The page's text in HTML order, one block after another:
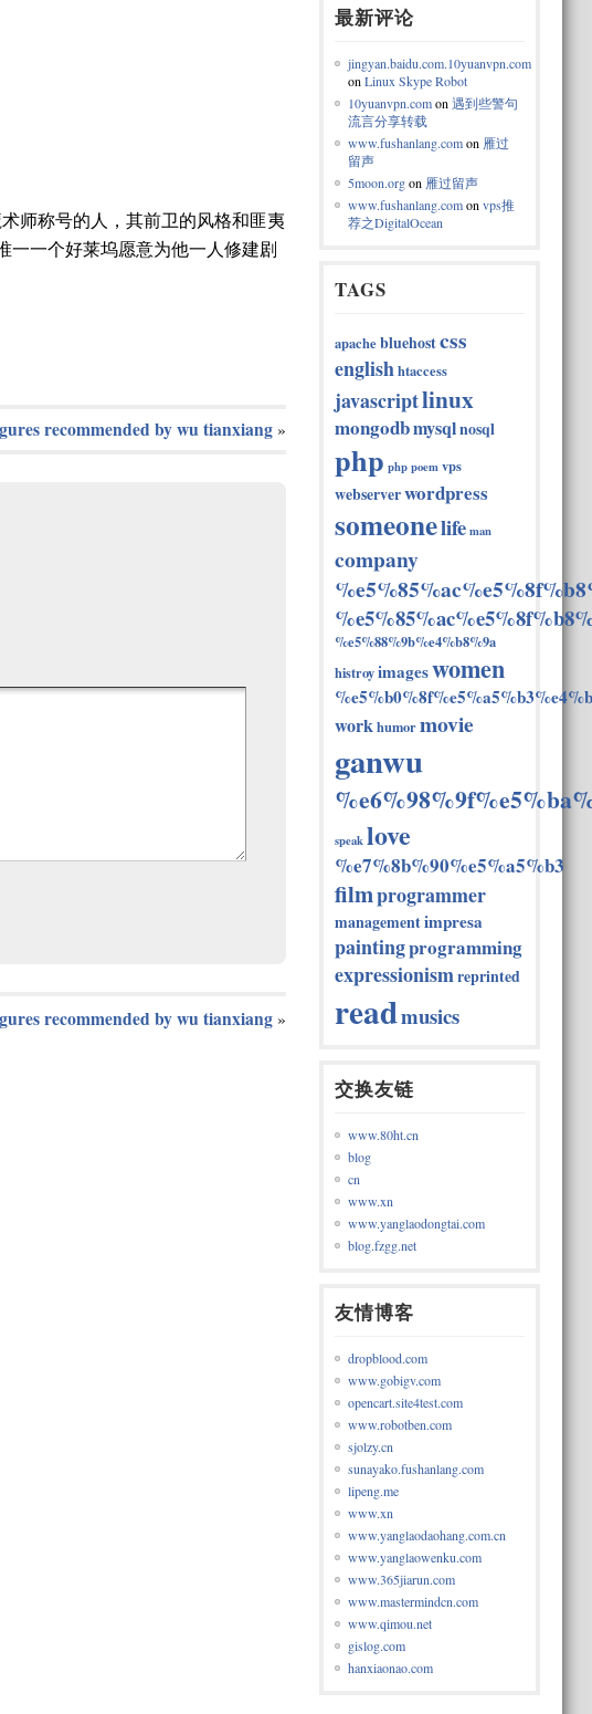
师称号的人，其前卫的风格和匪夷
一一个好莱坞愿意为他一人修建剧
recommended by wu tianxiang»
recommended by wu tianxiang»
最新评论
jingyan.baidu.com.10yuanvpn.com
onLinux Skype Robot
10yuanvpn.comon遇到些警句
流言分享转载
www.fushanlang.comon 雁过
留声
5moon.orgon 雁过留声
www.fushanlang.comonvps推
荐之DigitalOcean
TAGS
apachebluehostcss
englishhtaccess
javascriptlinux
mongodbmysqlnosql
php phppoemvps
webserverwordpress
someonelifeman
company
%e5%88%9b%e4%b8%9a
histroyimageswomen
workhumormovie
ganwu
speaklove
%e7%8b%90%e5%a5%b3
filmprogrammer
managementimpresa
paintingprogramming
expressionismreprinted
readmusics
交换友链
www.80ht.cn
blog
cn
www.xn
www.yanglaodongtai.com
blog.fzgg.net
友情博客
dropblood.com
www.gobigv.com
opencart.site4test.com
www.robotben.com
sjolzy.cn
sunayako.fushanlang.com
lipeng.me
www.xn
www.yanglaodaohang.com.cn
www.yanglaowenku.com
www.365jiarun.com
www.mastermindcn.com
www.qimou.net
gislog.com
hanxiaonao.com